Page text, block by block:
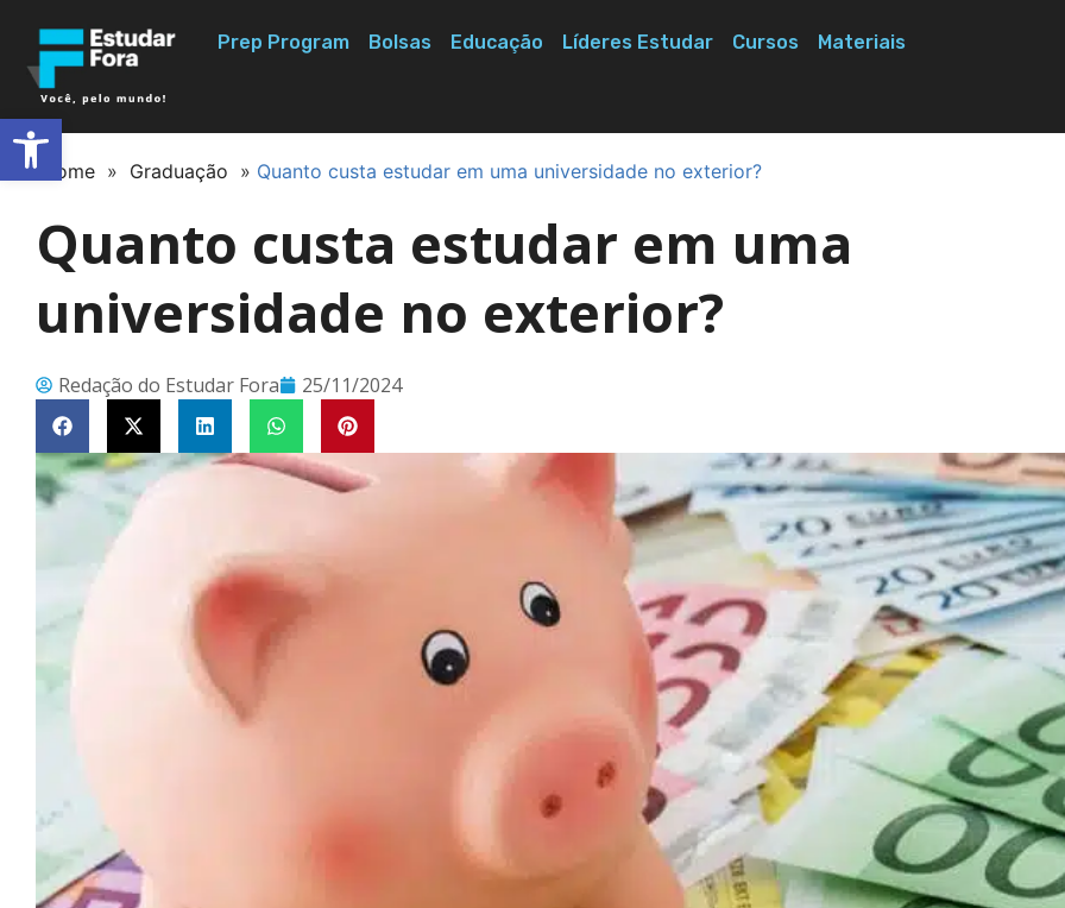
Prep Program Bolsas Educação Líderes Estudar Cursos Materiais
Home » Graduação » Quanto custa estudar em uma universidade no exterior?
Quanto custa estudar em uma
universidade no exterior?
Redação do Estudar Fora 25/11/2024
Abrir a barra de ferramentas